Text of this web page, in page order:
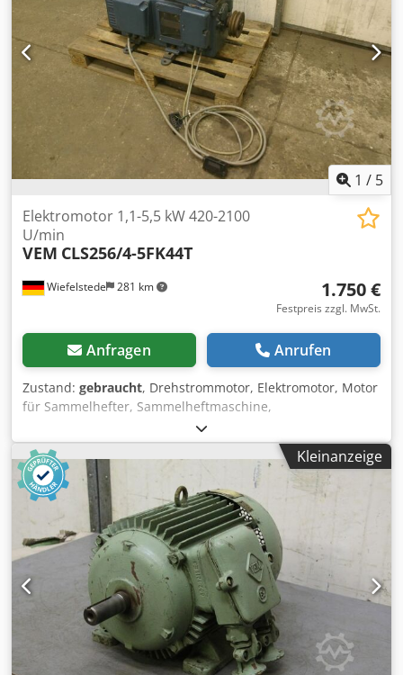
1 / 5
Wiefelstede 281 km
Elektromotor 1,1-5,5 kW 420-2100
U/min
VEM CLS256/4-5FK44T
1.750 €
Festpreis zzgl. MwSt.
Anfragen Anrufen
Zustand: gebraucht, Drehstrommotor, Elektromotor, Motor
für Sammelhefter, Sammelheftmaschine,
Drehzahlgesteuert, Drehzahlgeregelt -Leistung: 1,1 - 5,5
kW -Drehzahl: 420 - 2100 U/min -Welle: Ø 30 mm -Bauform:
B3 -Schutzart: IP 21 -Abmessungen: 860/430/H480 mm -
Gewicht: 244 kg Dkedpfx Ajcuau Askcsr
Kleinanzeige